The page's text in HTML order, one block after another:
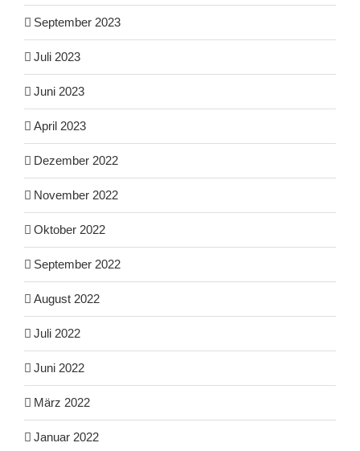
September 2023
Juli 2023
Juni 2023
April 2023
Dezember 2022
November 2022
Oktober 2022
September 2022
August 2022
Juli 2022
Juni 2022
März 2022
Januar 2022